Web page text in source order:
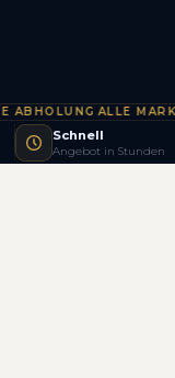
ALLE MARKEN·
Schnell
Angebot in Stunden